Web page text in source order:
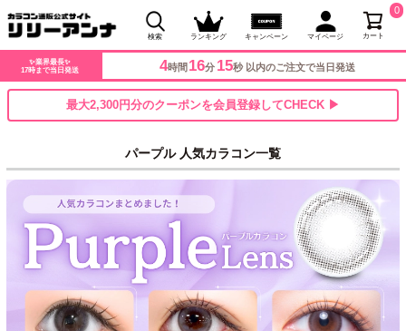
検索 ランキング キャンペーン マイページ カート
0
✨業界最長✨
17時まで当日発送
4時間 16分 14秒 以内のご注文で当日発送
最大2,300円分のクーポンを会員登録してCHECK ▶
パープル 人気カラコン一覧